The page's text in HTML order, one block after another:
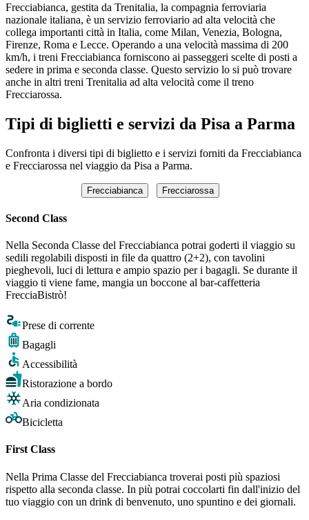
Frecciabianca, gestita da Trenitalia, la compagnia ferroviaria
nazionale italiana, è un servizio ferroviario ad alta velocità che
collega importanti città in Italia, come Milan, Venezia, Bologna,
Firenze, Roma e Lecce. Operando a una velocità massima di 200
km/h, i treni Frecciabianca forniscono ai passeggeri scelte di posti a
sedere in prima e seconda classe. Questo servizio lo si può trovare
anche in altri treni Trenitalia ad alta velocità come il treno
Frecciarossa.
Tipi di biglietti e servizi da Pisa a Parma
Confronta i diversi tipi di biglietto e i servizi forniti da Frecciabianca
e Frecciarossa nel viaggio da Pisa a Parma.
Frecciabianca Frecciarossa
Second Class
Nella Seconda Classe del Frecciabianca potrai goderti il viaggio su
sedili regolabili disposti in file da quattro (2+2), con tavolini
pieghevoli, luci di lettura e ampio spazio per i bagagli. Se durante il
viaggio ti viene fame, mangia un boccone al bar-caffetteria
FrecciaBistrò!
Prese di corrente
Bagagli
Accessibilità
Ristorazione a bordo
Aria condizionata
Bicicletta
First Class
Nella Prima Classe del Frecciabianca troverai posti più spaziosi
rispetto alla seconda classe. In più potrai coccolarti fin dall'inizio del
tuo viaggio con un drink di benvenuto, uno spuntino e dei giornali.